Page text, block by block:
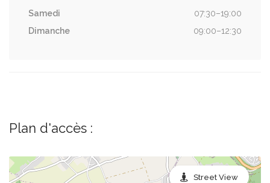
Samedi
07:30–19:00
Dimanche
09:00–12:30
Plan d'accès :
Street View